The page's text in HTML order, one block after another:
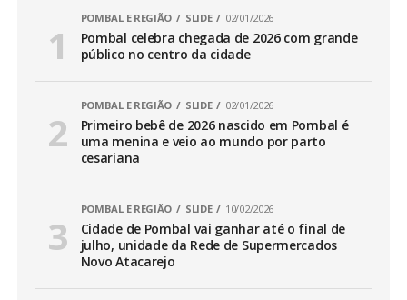
POMBAL E REGIÃO SLIDE 02/01/2026
Pombal celebra chegada de 2026 com grande
público no centro da cidade
POMBAL E REGIÃO SLIDE 02/01/2026
Primeiro bebê de 2026 nascido em Pombal é
uma menina e veio ao mundo por parto
cesariana
POMBAL E REGIÃO SLIDE 10/02/2026
Cidade de Pombal vai ganhar até o final de
julho, unidade da Rede de Supermercados
Novo Atacarejo